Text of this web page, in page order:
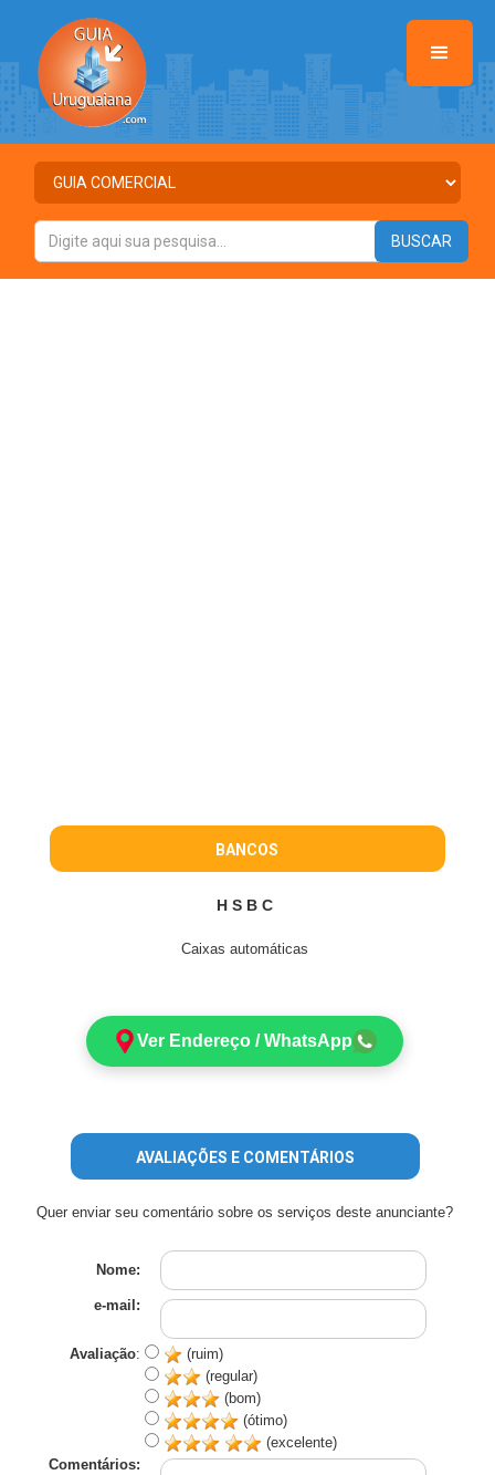
BANCOS
H S B C
Caixas automáticas
Ver Endereço / WhatsApp
AVALIAÇÕES E COMENTÁRIOS
Quer enviar seu comentário sobre os serviços deste anunciante?
Nome:
e-mail:
Avaliação:
(ruim)
(regular)
(bom)
(ótimo)
(excelente)
Comentários: